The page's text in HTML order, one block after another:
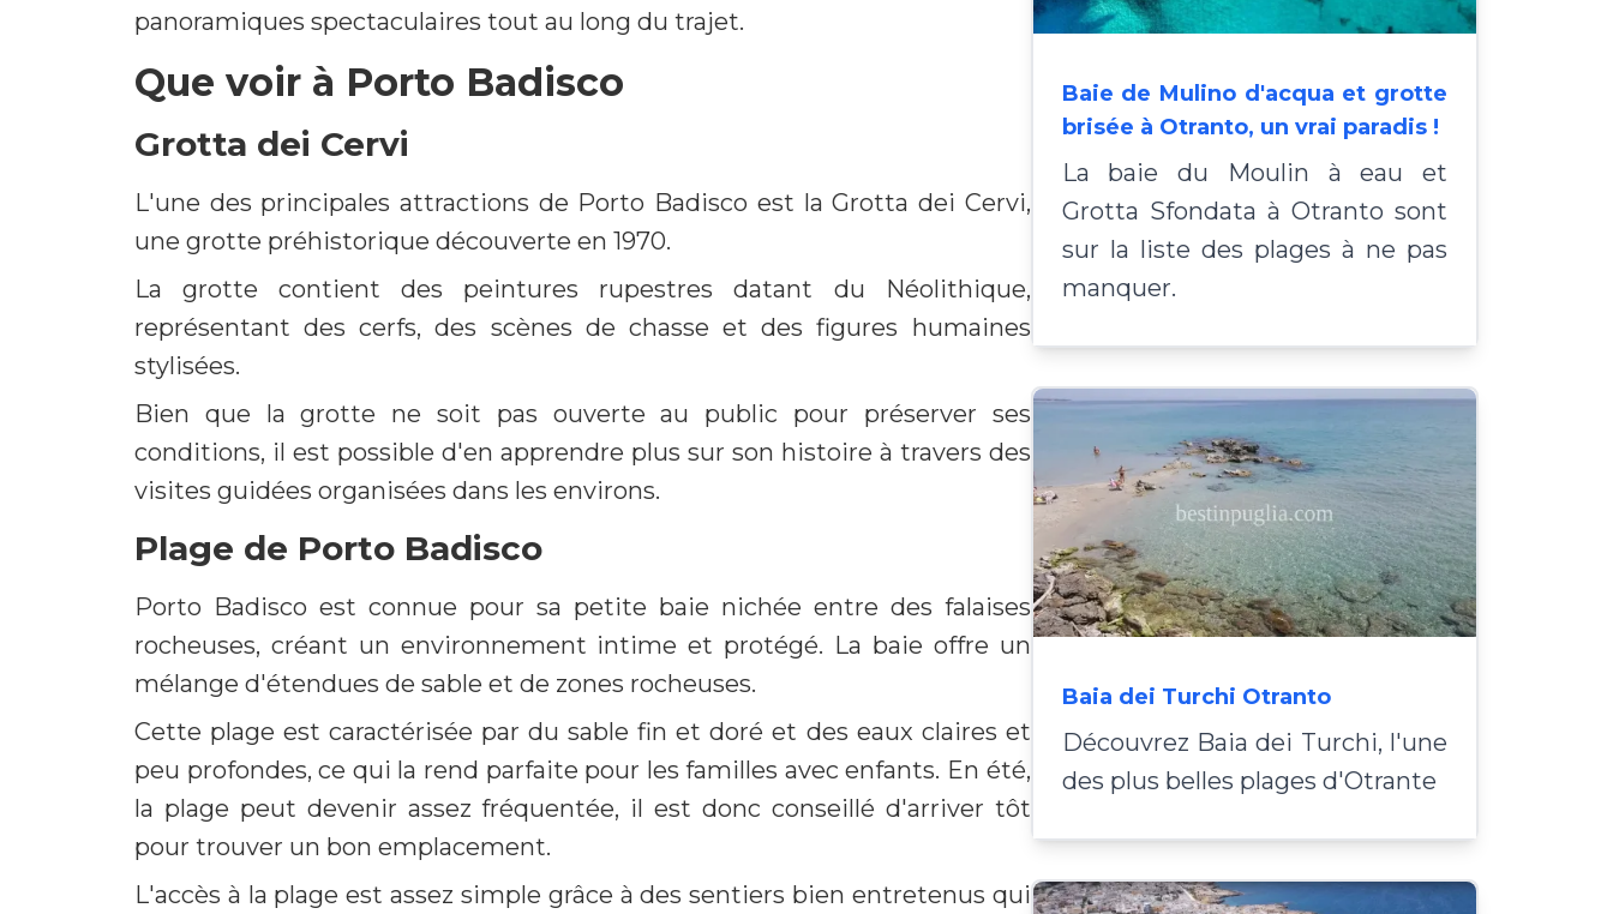
panoramiques spectaculaires tout au long du trajet.
Que voir à Porto Badisco
Grotta dei Cervi
L'une des principales attractions de Porto Badisco est la Grotta dei Cervi,
une grotte préhistorique découverte en 1970.
La grotte contient des peintures rupestres datant du Néolithique,
représentant des cerfs, des scènes de chasse et des figures humaines
stylisées.
Bien que la grotte ne soit pas ouverte au public pour préserver ses
conditions, il est possible d'en apprendre plus sur son histoire à travers des
visites guidées organisées dans les environs.
Plage de Porto Badisco
Porto Badisco est connue pour sa petite baie nichée entre des falaises
rocheuses, créant un environnement intime et protégé. La baie offre un
mélange d'étendues de sable et de zones rocheuses.
Cette plage est caractérisée par du sable fin et doré et des eaux claires et
peu profondes, ce qui la rend parfaite pour les familles avec enfants. En été,
la plage peut devenir assez fréquentée, il est donc conseillé d'arriver tôt
pour trouver un bon emplacement.
L'accès à la plage est assez simple grâce à des sentiers bien entretenus qui
Baie de Mulino d'acqua et grotte
brisée à Otranto, un vrai paradis !
La baie du Moulin à eau et
Grotta Sfondata à Otranto sont
sur la liste des plages à ne pas
manquer.
Baia dei Turchi Otranto
Découvrez Baia dei Turchi, l'une
des plus belles plages d'Otrante